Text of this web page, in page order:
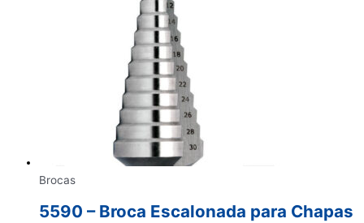
Brocas
5590 – Broca Escalonada para Chapas